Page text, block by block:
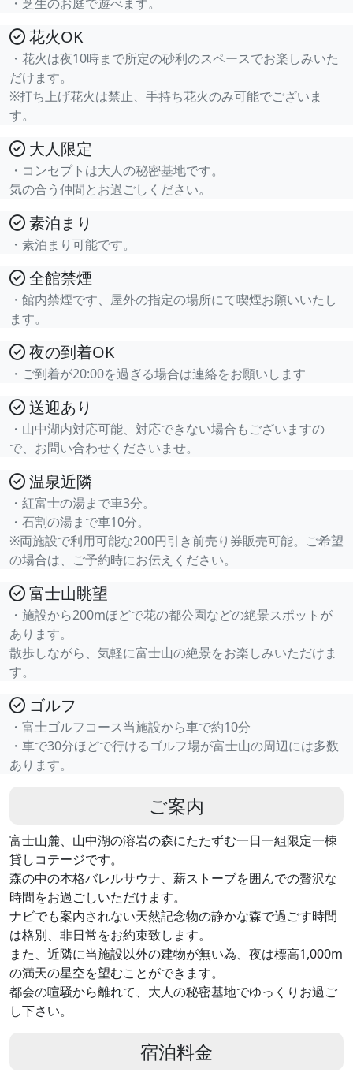
花火OK
・花火は夜10時まで所定の砂利のスペースでお楽しみいた
だけます。
※打ち上げ花火は禁止、手持ち花火のみ可能でございま
す。
大人限定
・コンセプトは大人の秘密基地です。
気の合う仲間とお過ごしください。
素泊まり
・素泊まり可能です。
全館禁煙
・館内禁煙です、屋外の指定の場所にて喫煙お願いいたし
ます。
夜の到着OK
・ご到着が20:00を過ぎる場合は連絡をお願いします
送迎あり
・山中湖内対応可能、対応できない場合もございますの
で、お問い合わせくださいませ。
温泉近隣
・紅富士の湯まで車3分。
・石割の湯まで車10分。
※両施設で利用可能な200円引き前売り券販売可能。ご希望
の場合は、ご予約時にお伝えください。
富士山眺望
・施設から200mほどで花の都公園などの絶景スポットが
あります。
散歩しながら、気軽に富士山の絶景をお楽しみいただけま
す。
ゴルフ
・富士ゴルフコース当施設から車で約10分
・車で30分ほどで行けるゴルフ場が富士山の周辺には多数
あります。
ご案内
富士山麓、山中湖の溶岩の森にたたずむ一日一組限定一棟
貸しコテージです。
森の中の本格バレルサウナ、薪ストーブを囲んでの贅沢な
時間をお過ごしいただけます。
ナビでも案内されない天然記念物の静かな森で過ごす時間
は格別、非日常をお約束致します。
また、近隣に当施設以外の建物が無い為、夜は標高1,000m
の満天の星空を望むことができます。
都会の喧騒から離れて、大人の秘密基地でゆっくりお過ご
し下さい。
宿泊料金